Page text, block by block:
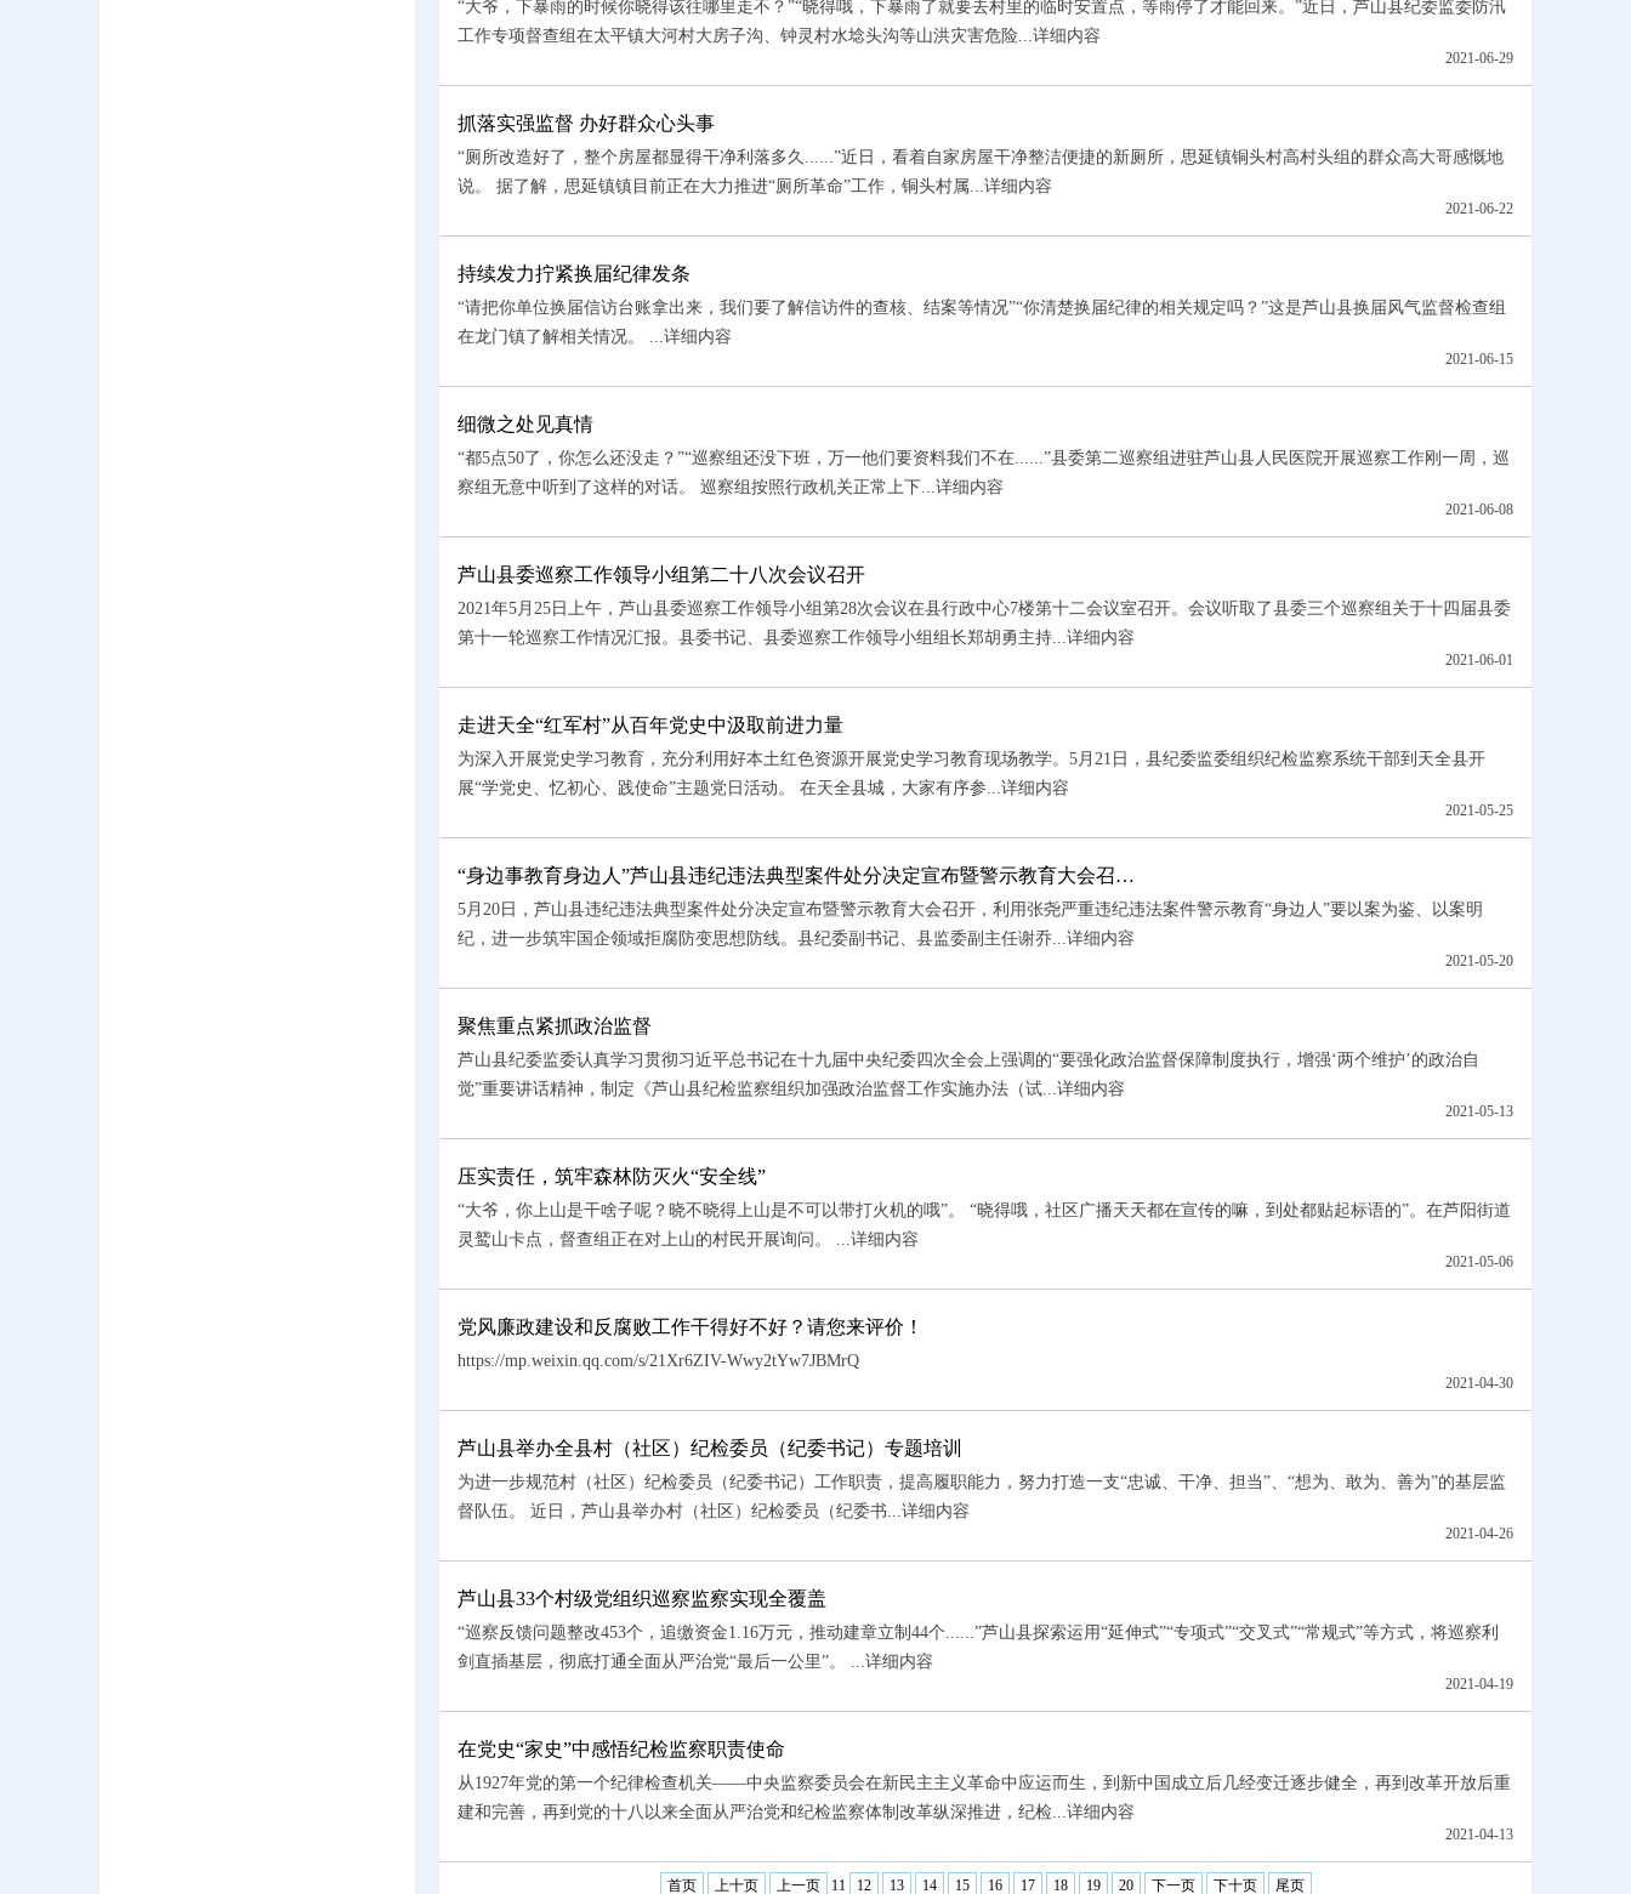
“大爷，下暴雨的时候你晓得该往哪里走不？”“晓得哦，下暴雨了就要去村里的临时安置点，等雨停了才能回来。”近日，芦山县纪委监委防汛
工作专项督查组在太平镇大河村大房子沟、钟灵村水埝头沟等山洪灾害危险...详细内容
2021-06-29
抓落实强监督 办好群众心头事
“厕所改造好了，整个房屋都显得干净利落多久......”近日，看着自家房屋干净整洁便捷的新厕所，思延镇铜头村高村头组的群众高大哥感慨地
说。 据了解，思延镇镇目前正在大力推进“厕所革命”工作，铜头村属...详细内容
2021-06-22
持续发力拧紧换届纪律发条
“请把你单位换届信访台账拿出来，我们要了解信访件的查核、结案等情况”“你清楚换届纪律的相关规定吗？”这是芦山县换届风气监督检查组
在龙门镇了解相关情况。 ...详细内容
2021-06-15
细微之处见真情
“都5点50了，你怎么还没走？”“巡察组还没下班，万一他们要资料我们不在......”县委第二巡察组进驻芦山县人民医院开展巡察工作刚一周，巡
察组无意中听到了这样的对话。 巡察组按照行政机关正常上下...详细内容
2021-06-08
芦山县委巡察工作领导小组第二十八次会议召开
2021年5月25日上午，芦山县委巡察工作领导小组第28次会议在县行政中心7楼第十二会议室召开。会议听取了县委三个巡察组关于十四届县委
第十一轮巡察工作情况汇报。县委书记、县委巡察工作领导小组组长郑胡勇主持...详细内容
2021-06-01
走进天全“红军村”从百年党史中汲取前进力量
为深入开展党史学习教育，充分利用好本土红色资源开展党史学习教育现场教学。5月21日，县纪委监委组织纪检监察系统干部到天全县开
展“学党史、忆初心、践使命”主题党日活动。 在天全县城，大家有序参...详细内容
2021-05-25
“身边事教育身边人”芦山县违纪违法典型案件处分决定宣布暨警示教育大会召…
5月20日，芦山县违纪违法典型案件处分决定宣布暨警示教育大会召开，利用张尧严重违纪违法案件警示教育“身边人”要以案为鉴、以案明
纪，进一步筑牢国企领域拒腐防变思想防线。县纪委副书记、县监委副主任谢乔...详细内容
2021-05-20
聚焦重点紧抓政治监督
芦山县纪委监委认真学习贯彻习近平总书记在十九届中央纪委四次全会上强调的“要强化政治监督保障制度执行，增强‘两个维护’的政治自
觉”重要讲话精神，制定《芦山县纪检监察组织加强政治监督工作实施办法（试...详细内容
2021-05-13
压实责任，筑牢森林防灭火“安全线”
“大爷，你上山是干啥子呢？晓不晓得上山是不可以带打火机的哦”。 “晓得哦，社区广播天天都在宣传的嘛，到处都贴起标语的”。在芦阳街道
灵鹫山卡点，督查组正在对上山的村民开展询问。 ...详细内容
2021-05-06
党风廉政建设和反腐败工作干得好不好？请您来评价！
https://mp.weixin.qq.com/s/21Xr6ZIV-Wwy2tYw7JBMrQ
2021-04-30
芦山县举办全县村（社区）纪检委员（纪委书记）专题培训
为进一步规范村（社区）纪检委员（纪委书记）工作职责，提高履职能力，努力打造一支“忠诚、干净、担当”、“想为、敢为、善为”的基层监
督队伍。 近日，芦山县举办村（社区）纪检委员（纪委书...详细内容
2021-04-26
芦山县33个村级党组织巡察监察实现全覆盖
“巡察反馈问题整改453个，追缴资金1.16万元，推动建章立制44个......”芦山县探索运用“延伸式”“专项式”“交叉式”“常规式”等方式，将巡察利
剑直插基层，彻底打通全面从严治党“最后一公里”。 ...详细内容
2021-04-19
在党史“家史”中感悟纪检监察职责使命
从1927年党的第一个纪律检查机关——中央监察委员会在新民主主义革命中应运而生，到新中国成立后几经变迁逐步健全，再到改革开放后重
建和完善，再到党的十八以来全面从严治党和纪检监察体制改革纵深推进，纪检...详细内容
2021-04-13
首页 上十页 上一页 11 12 13 14 15 16 17 18 19 20 下一页 下十页 尾页